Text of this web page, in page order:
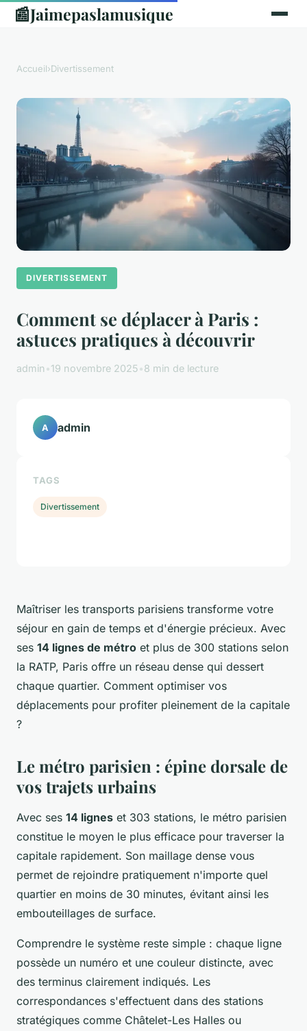
📰Jaimepaslamusique
Accueil›Divertissement
DIVERTISSEMENT
Comment se déplacer à Paris :
astuces pratiques à découvrir
admin •19 novembre 2025•8 min de lecture
Maîtriser les transports parisiens transforme votre
séjour en gain de temps et d'énergie précieux. Avec
ses 14 lignes de métro et plus de 300 stations selon
la RATP, Paris offre un réseau dense qui dessert
chaque quartier. Comment optimiser vos
déplacements pour profiter pleinement de la capitale
?
Le métro parisien : épine dorsale de
vos trajets urbains
Avec ses 14 lignes et 303 stations, le métro parisien
constitue le moyen le plus efficace pour traverser la
capitale rapidement. Son maillage dense vous
permet de rejoindre pratiquement n'importe quel
quartier en moins de 30 minutes, évitant ainsi les
embouteillages de surface.
Comprendre le système reste simple : chaque ligne
possède un numéro et une couleur distincte, avec
des terminus clairement indiqués. Les
correspondances s'effectuent dans des stations
stratégiques comme Châtelet-Les Halles ou
A admin
TAGS
Divertissement